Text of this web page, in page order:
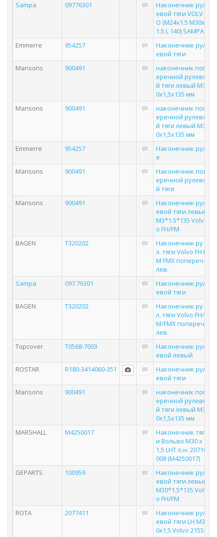
Sampa
09776301
Наконечник рул
евой тяги VOLV
O (M24x1.5 M30x
1.5 L 140) SAMPA
Emmerre
954257
Наконечник рул
евой тяги
Mansons
900491
наконечник поп
еречной рулево
й тяги левый M3
0х1,5х135 мм
Mansons
900491
наконечник поп
еречной рулево
й тяги левый M3
0х1,5х135 мм
Emmerre
954257
Наконечник рул
е
Mansons
900491
Наконечник поп
еречной рулево
й тяги
Mansons
900491
Наконечник рул
евой тяги левый
M3*1.5*135 Volv
o FH/FM
BAGEN
T320202
Наконечник ру
л. тяги Volvo FH F
M FMX попереч
лев.
Sampa
097.76301
Наконечник рул
евой тяги
BAGEN
T320202
Наконечник ру
л. тяги Volvo FH/F
M/FMX попереч
лев.
Topcover
T0568-7003
Наконечник рул
евой левый
ROSTAR
R180-3414060-351
Наконечник рул
евой тяги
Mansons
900491
наконечник поп
еречной рулево
й тяги левый M3
0х1,5х135 мм
MARSHALL
M4250017
Наконечник тяг
и Вольво M30 x
1,5 LHT о.н. 20710
008 (M4250017)
GEPARTS
100959
Наконечник рул
евой тяги левый
M30*1.5*135 Volv
o FH/FM
ROTA
2077411
Наконечник рул
евой тяги LH M3
0x1,5 Volvo 21554